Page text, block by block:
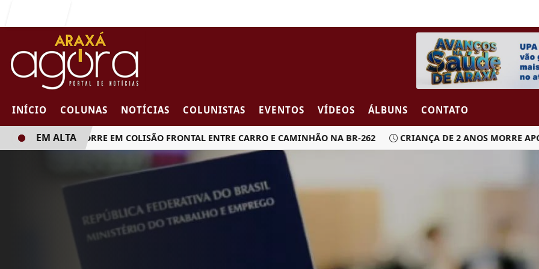
INÍCIO COLUNAS NOTÍCIAS COLUNISTAS EVENTOS VÍDEOS ÁLBUNS CONTATO
MULHER MORRE EM COLISÃO FRONTAL ENTRE CARRO E CAMINHÃO NA BR-262 CRIANÇA DE 2 ANOS MORRE APÓS
EM ALTA